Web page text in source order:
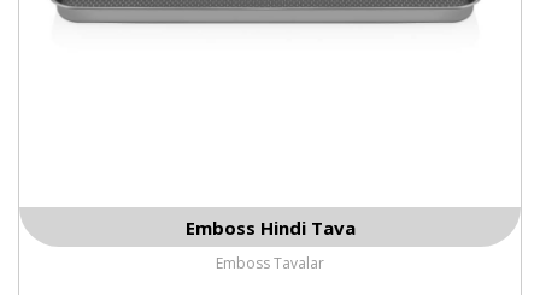
Emboss Hindi Tava
Emboss Tavalar